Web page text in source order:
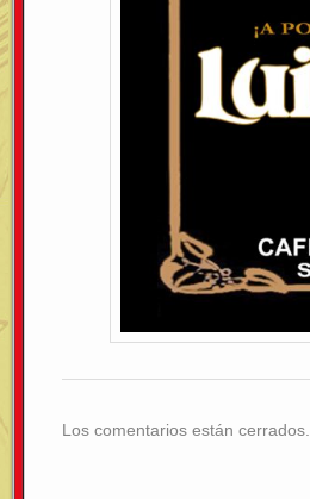
Los comentarios están cerrados.